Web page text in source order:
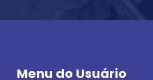
Menu do Usuário